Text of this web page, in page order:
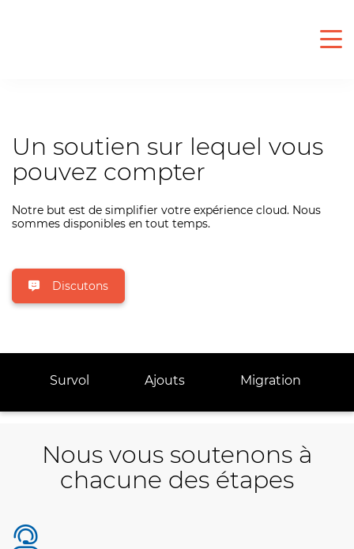
Un soutien sur lequel vous
pouvez compter
Notre but est de simplifier votre expérience cloud. Nous
sommes disponibles en tout temps.
Discutons
Survol Ajouts Migration
Nous vous soutenons à
chacune des étapes